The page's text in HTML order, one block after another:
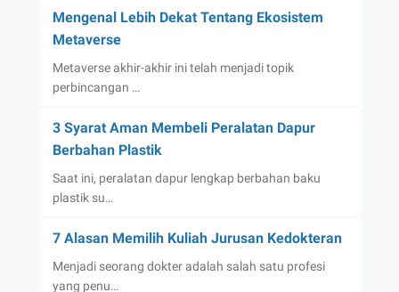
Mengenal Lebih Dekat Tentang Ekosistem
Metaverse
Metaverse akhir-akhir ini telah menjadi topik
perbincangan …
3 Syarat Aman Membeli Peralatan Dapur
Berbahan Plastik
Saat ini, peralatan dapur lengkap berbahan baku
plastik su…
7 Alasan Memilih Kuliah Jurusan Kedokteran
Menjadi seorang dokter adalah salah satu profesi
yang penu…